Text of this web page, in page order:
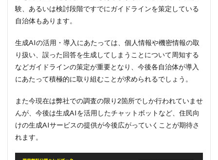
験、あるいは検討段階ですでにガイドラインを策定している
自治体もあります。
生成AIの活用・導入にあたっては、個人情報や機密情報の取
り扱い、誤った回答を生成してしまうことについて周知する
などガイドラインの策定が重要となり、今後各自治体が導入
にあたって積極的に取り組むことが求められるでしょう。
また今現在は弊社での調査の限り2箇所でしか行われていませ
んが、今後は生成AIを活用したチャットボットなど、住民向
けの生成AIサービスの提供が今後広がっていくことが期待さ
れます。